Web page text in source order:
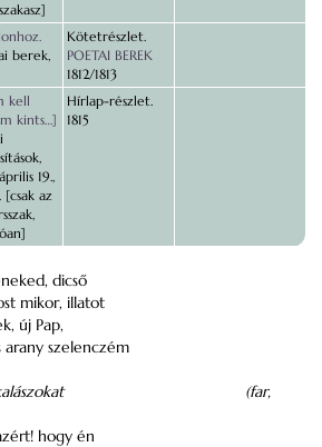
berek,
Kötetrészlet.
POETAI BEREK
1812/1813
kell
kints…]
19.,
[csak az
Hírlap-részlet.
1815
dicső
mikor, illatot
új Pap,
arany szelenczém
(far,
hogy én